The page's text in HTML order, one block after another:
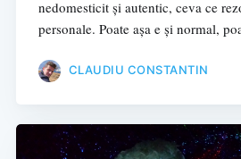
nedomesticit și autentic, ceva ce
personale. Poate așa e și normal,
CLAUDIU CONSTANTIN